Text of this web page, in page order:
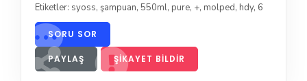
Etiketler: syoss, şampuan, 550ml, pure, +, molped, hdy, 6
SORU SOR
PAYLAŞ ŞIKAYET BILDIR